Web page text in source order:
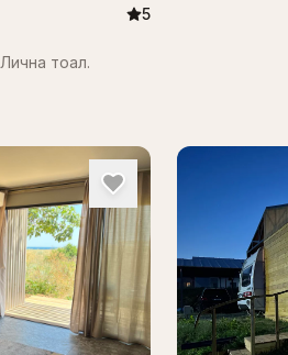
5
Лична тоал.